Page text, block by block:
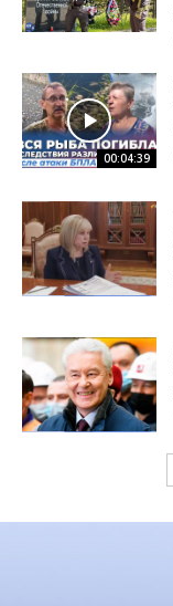
00:04:39